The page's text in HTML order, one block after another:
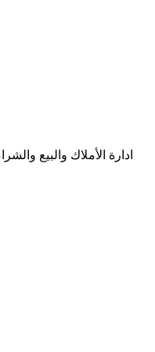
ادارة الأملاك والبيع